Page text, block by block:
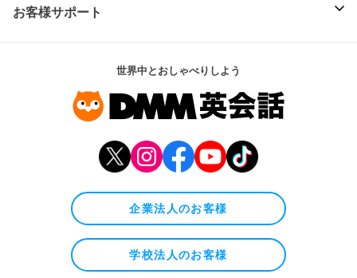
お客様サポート
世界中とおしゃべりしよう
企業法人のお客様
学校法人のお客様